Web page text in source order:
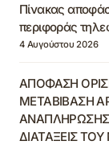
Πίνακας
περιφοράς
4 Αυγούστου 2026
ΑΠΟΦΑΣΗ
ΜΕΤΑΒΙΒΑΣΗ
ΔΙΑΤΑΞΕΙΣ ΤΟΥ